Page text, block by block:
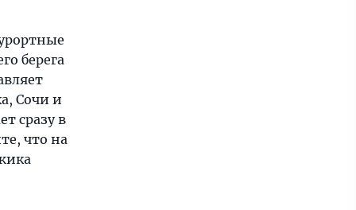
берега
Сочи и
сразу в
что на